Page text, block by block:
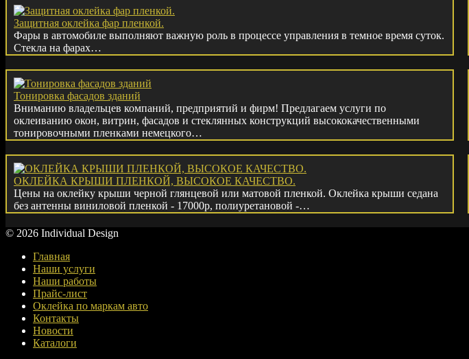
Защитная оклейка фар пленкой.
Фары в автомобиле выполняют важную роль в процессе управления в темное время суток.
Стекла на фарах…
Тонировка фасадов зданий
Вниманию владельцев компаний, предприятий и фирм! Предлагаем услуги по
оклеиванию окон, витрин, фасадов и стеклянных конструкций высококачественными
тонировочными пленками немецкого…
ОКЛЕЙКА КРЫШИ ПЛЕНКОЙ, ВЫСОКОЕ КАЧЕСТВО.
Цены на оклейку крыши черной глянцевой или матовой пленкой. Оклейка крыши седана
без антенны виниловой пленкой - 17000р, полиуретановой -…
© 2026 Individual Design
Главная
Наши услуги
Наши работы
Прайс-лист
Оклейка по маркам авто
Контакты
Новости
Каталоги